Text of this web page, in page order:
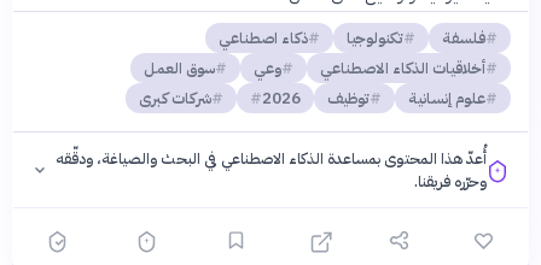
فلسفة تكنولوجيا
ذكاء اصطناعي
أخلاقيات الذكاء الاصطناعي
وعي
سوق العمل
علوم إنسانية
توظيف 2026 شركات كبرى
أُعدّ هذا المحتوى بمساعدة الذكاء الاصطناعي في البحث والصياغة، ودقّقه
وحرّره فريقنا.